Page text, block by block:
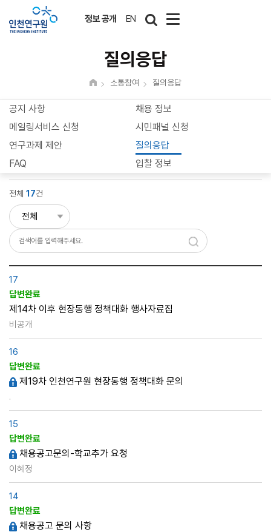
정보 공개 EN
질의응답
소통참여 질의응답
공지 사항
채용 정보
메일링서비스 신청
시민패널 신청
연구과제 제안
질의응답
FAQ
입찰 정보
전체 17건
17
답변완료
제14차 이후 현장동행 정책대화 행사자료집
비공개
16
답변완료
제19차 인천연구원 현장동행 정책대화 문의
.
15
답변완료
채용공고문의-학교추가 요청
이혜정
14
답변완료
채용공고 문의 사항